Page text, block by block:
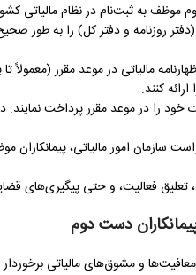
موظف به ثبت‌نام در نظام مالیاتی
(دفتر روزنامه و دفتر کل) را به طور
مالیاتی در موعد مقرر (معمولاً
کنند.
خود را در موعد مقرر پرداخت
سازمان امور مالیاتی، پیمانکاران
تعلیق فعالیت، و حتی پیگیری‌های
دست دوم
معافیت‌ها و مشوق‌های مالیاتی